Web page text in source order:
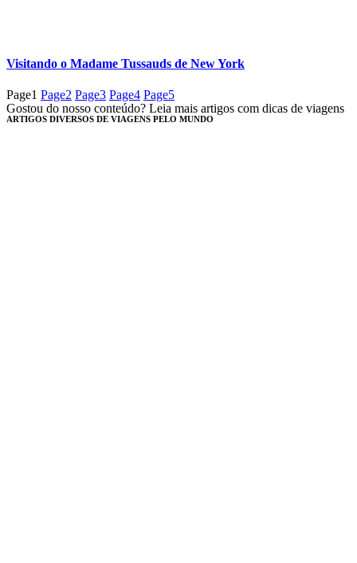
Visitando o Madame Tussauds de New York
Page1 Page2 Page3 Page4 Page5
Gostou do nosso conteúdo? Leia mais artigos com dicas de viagens
ARTIGOS DIVERSOS DE VIAGENS PELO MUNDO​